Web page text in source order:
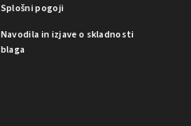
Splošni pogoji
Navodila in izjave o skladnosti
blaga